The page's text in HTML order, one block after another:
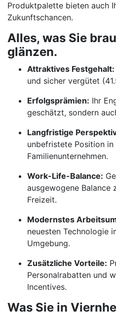
Produktpalette bieten auch
Zukunftschancen.
Alles, was Sie
glänzen.
Attraktives Festgehalt:
und sicher vergütet
Erfolgsprämien: Ihr
geschätzt, sondern
Langfristige
unbefristete Position in
Familienunternehmen.
Work-Life-Balance:
ausgewogene Balance
Freizeit.
Modernstes
neuesten Technologie
Umgebung.
Zusätzliche Vorteile:
Personalrabatten und
Incentives.
Was Sie in